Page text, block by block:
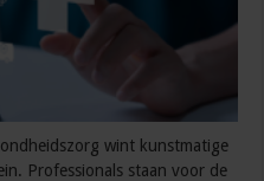
wint kunstmatige
Professionals staan voor de